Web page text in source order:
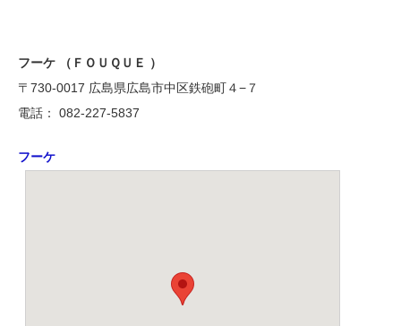
フーケ （ＦＯＵＱＵＥ ）
〒730-0017 広島県広島市中区鉄砲町４−７
電話： 082-227-5837
フーケ